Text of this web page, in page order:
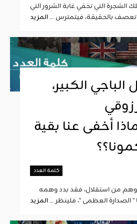
الشجرة التي تخفي غابة الشرور التي
تعصف بالحقيقة، فيتمترس ...
الكبير،
أخفى عنا بقية
كلمة العدد
" الصدارة العظمى "، فلينظر ...